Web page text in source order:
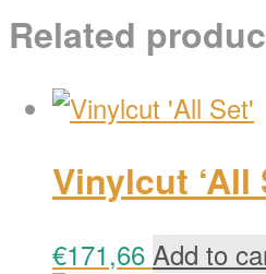
Related
Vinylcut ‘All
€171,66 Add to